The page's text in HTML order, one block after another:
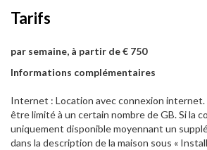
Tarifs
par semaine, à partir de € 750
Informations complémentaires
Internet : Location avec connexion internet.
être limité à un certain nombre de GB. Si la
uniquement disponible moyennant un
dans la description de la maison sous «